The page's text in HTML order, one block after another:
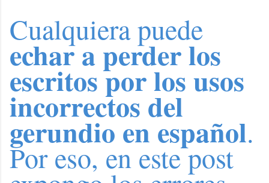
Cualquiera puede
echar a perder los
escritos por los usos
incorrectos del
gerundio en español.
Por eso, en este post